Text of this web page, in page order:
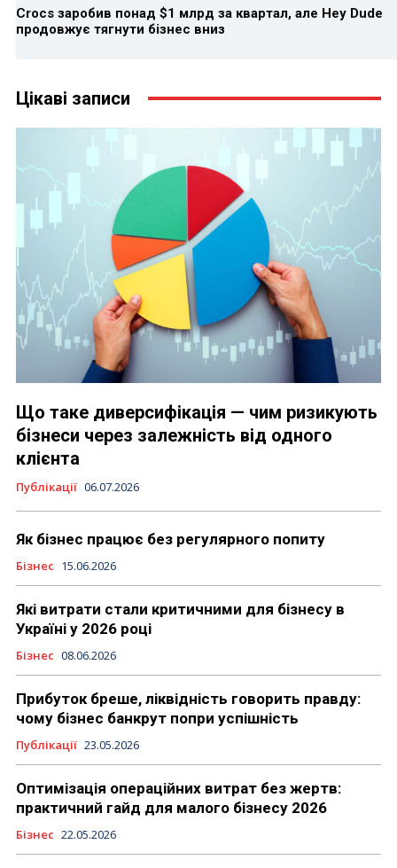
Crocs заробив понад $1 млрд за квартал, але Hey Dude
продовжує тягнути бізнес вниз
Цікаві записи
Що таке диверсифікація — чим ризикують
бізнеси через залежність від одного
клієнта
Публікації 06.07.2026
Як бізнес працює без регулярного попиту
Бізнес 15.06.2026
Які витрати стали критичними для бізнесу в
Україні у 2026 році
Бізнес 08.06.2026
Прибуток бреше, ліквідність говорить правду:
чому бізнес банкрут попри успішність
Публікації 23.05.2026
Оптимізація операційних витрат без жертв:
практичний гайд для малого бізнесу 2026
Бізнес 22.05.2026